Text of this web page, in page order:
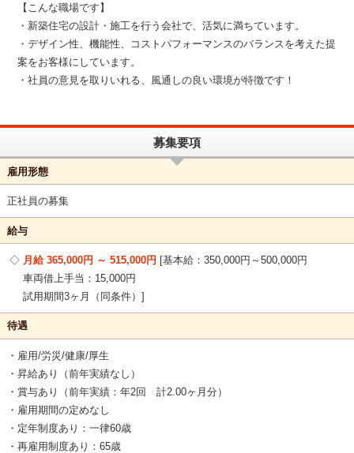
【こんな職場です】
・新築住宅の設計・施工を行う会社で、活気に満ちています。
・デザイン性、機能性、コストパフォーマンスのバランスを考えた提
案をお客様にしています。
・社員の意見を取りいれる、風通しの良い環境が特徴です！
募集要項
雇用形態
正社員の募集
給与
月給 365,000円 ～ 515,000円
基本給：350,000円～500,000円
車両借上手当：15,000円
試用期間3ヶ月（同条件）
待遇
・雇用/労災/健康/厚生
・昇給あり（前年実績なし）
・賞与あり（前年実績：年2回 計2.00ヶ月分）
・雇用期間の定めなし
・定年制度あり：一律60歳
・再雇用制度あり：65歳